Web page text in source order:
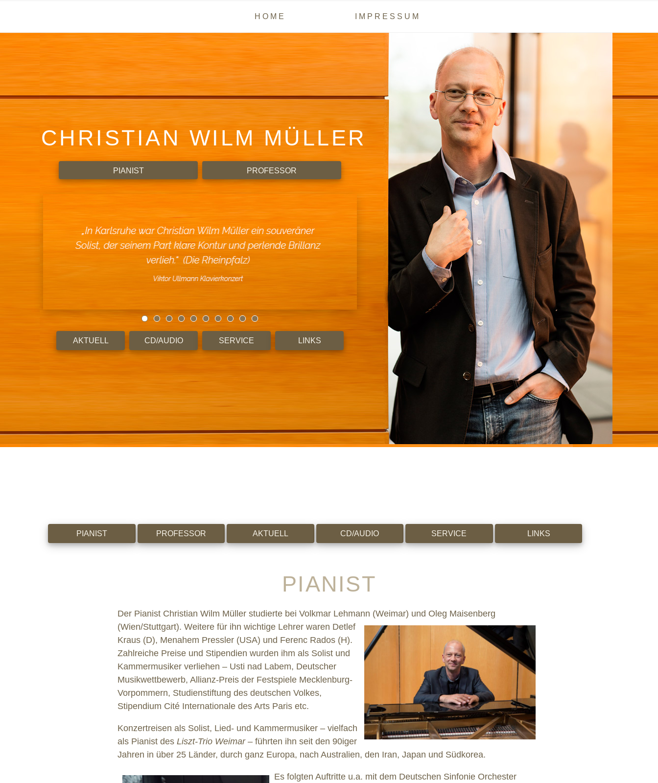
HOME IMPRESSUM
CHRISTIAN WILM MÜLLER
PIANIST PROFESSOR
AKTUELL CD/AUDIO SERVICE LINKS
PIANIST PROFESSOR AKTUELL CD/AUDIO SERVICE LINKS
PIANIST
Der Pianist Christian Wilm Müller studierte bei Volkmar Lehmann (Weimar) und Oleg Maisenberg
(Wien/Stuttgart). Weitere für ihn wichtige Lehrer waren Detlef
Kraus (D), Menahem Pressler (USA) und Ferenc Rados (H).
Zahlreiche Preise und Stipendien wurden ihm als Solist und
Kammermusiker verliehen – Usti nad Labem, Deutscher
Musikwettbewerb, Allianz-Preis der Festspiele Mecklenburg-
Vorpommern, Studienstiftung des deutschen Volkes,
Stipendium Cité Internationale des Arts Paris etc.
Konzertreisen als Solist, Lied- und Kammermusiker – vielfach
als Pianist des Liszt-Trio Weimar – führten ihn seit den 90iger
Jahren in über 25 Länder, durch ganz Europa, nach Australien, den Iran, Japan und Südkorea.
Es folgten Auftritte u.a. mit dem Deutschen Sinfonie Orchester